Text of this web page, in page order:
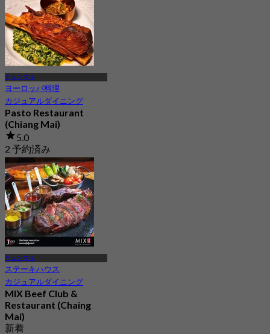
チェンマイ
ヨーロッパ料理
カジュアルダイニング
Pasto Restaurant
(Chiang Mai)
5.0
2 予約済み
から฿ 516.66
チェンマイ
ステーキハウス
カジュアルダイニング
MIX Beef Club &
Restaurant (Chaing
Mai)
新着